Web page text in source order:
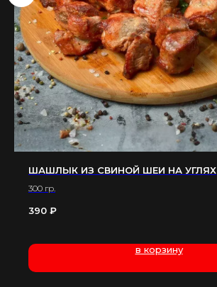
ШАШЛЫК ИЗ СВИНОЙ ШЕИ НА УГЛЯХ
300 гр.
390 ₽
в корзину